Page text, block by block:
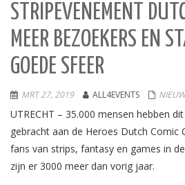
STRIPEVENEMENT
MEER BEZOEKERS EN
GOEDE SFEER
MRT 27, 2019 ALL4EVENTS
UTRECHT – 35.000 mensen hebben
gebracht aan de Heroes Dutch Comic
fans van strips, fantasy en games in
zijn er 3000 meer dan vorig jaar.